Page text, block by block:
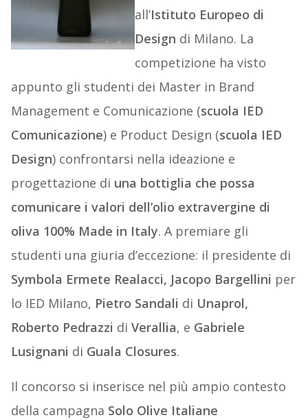
all’Istituto Europeo di
Design di Milano. La
competizione ha visto
appunto gli studenti dei Master in Brand
Management e Comunicazione (scuola IED
Comunicazione) e Product Design (scuola IED
Design) confrontarsi nella ideazione e
progettazione di una bottiglia che possa
comunicare i valori dell’olio extravergine di
oliva 100% Made in Italy. A premiare gli
studenti una giuria d’eccezione: il presidente di
Symbola Ermete Realacci, Jacopo Bargellini per
lo IED Milano, Pietro Sandali di Unaprol,
Roberto Pedrazzi di Verallia, e Gabriele
Lusignani di Guala Closures.
Il concorso si inserisce nel più ampio contesto
della campagna Solo Olive Italiane